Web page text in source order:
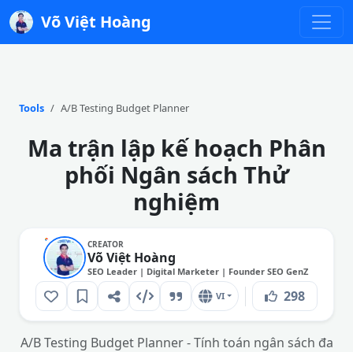
Võ Việt Hoàng
Tools A/B Testing Budget Planner
Ma trận lập kế hoạch Phân
phối Ngân sách Thử
nghiệm
CREATOR
Võ Việt Hoàng
SEO Leader | Digital Marketer | Founder SEO GenZ
VI 298
A/B Testing Budget Planner - Tính toán ngân sách đa